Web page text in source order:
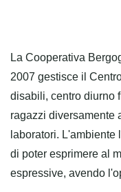
La Cooperativa
2007 gestisce il
disabili, centro diurno
ragazzi diversamente
laboratori.
di poter esprimere al
espressive, avendo